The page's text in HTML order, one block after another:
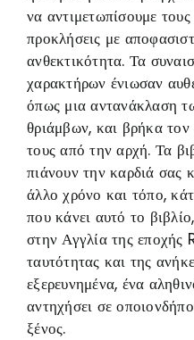
να αντιμετωπίσουμε
προκλήσεις με
ανθεκτικότητα. Τα
χαρακτήρων ένιωσαν
όπως μια αντανάκλαση
θριάμβων, και βρήκα
τους από την αρχή. Τα
πιάνουν την καρδιά σας
άλλο χρόνο και τόπο,
που κάνει αυτό το
στην Αγγλία της
ταυτότητας και της
εξερευνημένα, ένα
αντηχήσει σε
ξένος.